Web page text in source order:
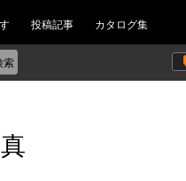
投稿記事 カタログ集